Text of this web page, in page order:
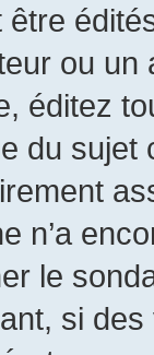
être
ou un
éditez
du sujet
n’a
le
si